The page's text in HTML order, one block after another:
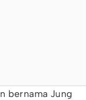
bernama Jung